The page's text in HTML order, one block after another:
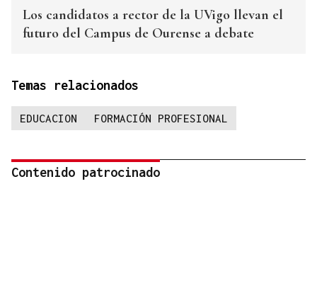
Los candidatos a rector de la UVigo llevan el
futuro del Campus de Ourense a debate
Temas relacionados
EDUCACION FORMACIÓN PROFESIONAL
Contenido patrocinado